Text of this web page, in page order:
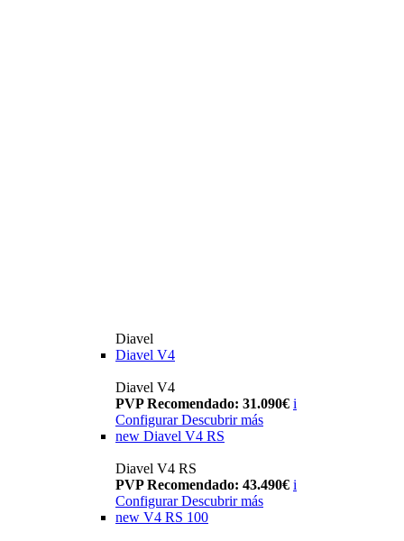
Diavel
Diavel V4
Diavel V4
PVP Recomendado: 31.090€ i
Configurar Descubrir más
new Diavel V4 RS
Diavel V4 RS
PVP Recomendado: 43.490€ i
Configurar Descubrir más
new V4 RS 100